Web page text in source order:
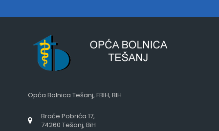
Opća Bolnica Tešanj, FBIH, BIH
Braće Pobrića 17,
74260 Tešanj, BiH